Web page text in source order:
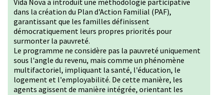
Vida Nova a introduit une méthodologie participative
dans la création du Plan d'Action Familial (PAF),
garantissant que les familles définissent
démocratiquement leurs propres priorités pour
surmonter la pauvreté.
Le programme ne considère pas la pauvreté uniquement
sous l'angle du revenu, mais comme un phénomène
multifactoriel, impliquant la santé, l'éducation, le
logement et l'employabilité. De cette manière, les
agents agissent de manière intégrée, orientant les